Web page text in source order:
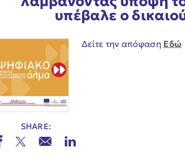
υπέβαλε ο
Δείτε την απόφαση Εδώ
SHARE: